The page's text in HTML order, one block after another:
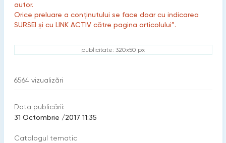
autor.
Orice preluare a conținutului se face doar cu indicarea
SURSEI și cu LINK ACTIV către pagina articolului”.
publicitate: 320x50 px
6564 vizualizări
Data publicării:
31 Octombrie /2017 11:35
Catalogul tematic